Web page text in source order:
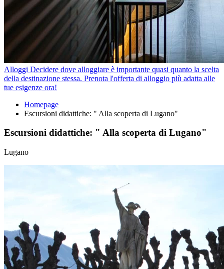
Alloggi Decidere dove alloggiare è importante quasi quanto la scelta
della destinazione stessa. Prenota l'offerta di alloggio più adatta alle
tue esigenze ora!
Homepage
Escursioni didattiche: " Alla scoperta di Lugano"
Escursioni didattiche: " Alla scoperta di Lugano"
Lugano